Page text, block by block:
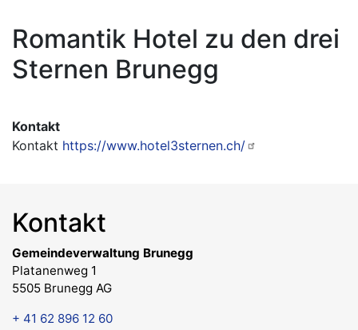
Romantik Hotel zu den drei
Sternen Brunegg
Kontakt
Kontakt https://www.hotel3sternen.ch/
Kontakt
Gemeindeverwaltung Brunegg
Platanenweg 1
5505 Brunegg AG
+ 41 62 896 12 60